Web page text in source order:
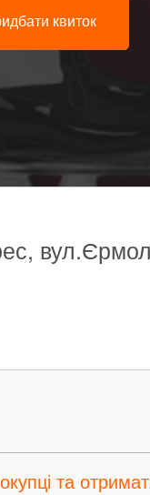
квиток
та